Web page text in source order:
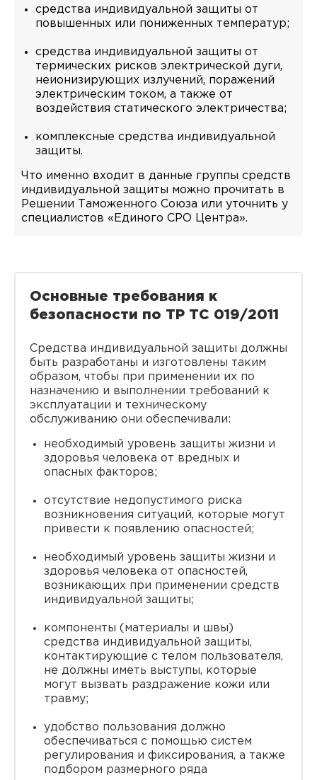
средства индивидуальной защиты от
повышенных или пониженных температур;
средства индивидуальной защиты от
термических рисков электрической дуги,
неионизирующих излучений, поражений
электрическим током, а также от
воздействия статического электричества;
комплексные средства индивидуальной
защиты.
Что именно входит в данные группы средств
индивидуальной защиты можно прочитать в
Решении Таможенного Союза или уточнить у
специалистов «Единого СРО Центра».
Основные требования к
безопасности по ТР ТС 019/2011
Средства индивидуальной защиты должны
быть разработаны и изготовлены таким
образом, чтобы при применении их по
назначению и выполнении требований к
эксплуатации и техническому
обслуживанию они обеспечивали:
необходимый уровень защиты жизни и
здоровья человека от вредных и
опасных факторов;
отсутствие недопустимого риска
возникновения ситуаций, которые могут
привести к появлению опасностей;
необходимый уровень защиты жизни и
здоровья человека от опасностей,
возникающих при применении средств
индивидуальной защиты;
компоненты (материалы и швы)
средства индивидуальной защиты,
контактирующие с телом пользователя,
не должны иметь выступы, которые
могут вызвать раздражение кожи или
травму;
удобство пользования должно
обеспечиваться с помощью систем
регулирования и фиксирования, а также
подбором размерного ряда